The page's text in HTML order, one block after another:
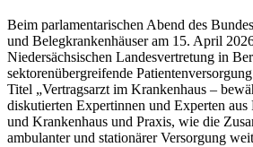
Beim parlamentarischen Abend des
und Belegkrankenhäuser am 15. April
Niedersächsischen Landesvertretung in
sektorenübergreifende
Titel „Vertragsarzt im Krankenhaus –
diskutierten Expertinnen und Experten
und Krankenhaus und Praxis, wie die
ambulanter und stationärer Versorgung